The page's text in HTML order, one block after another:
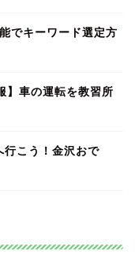
でキーワード選定方
】車の運転を教習所
行こう！金沢おで